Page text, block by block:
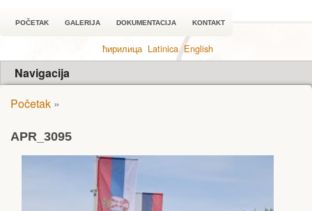
POČETAK GALERIJA DOKUMENTACIJA KONTAKT
ћирилица Latinica English
Navigacija
Početak »
APR_3095